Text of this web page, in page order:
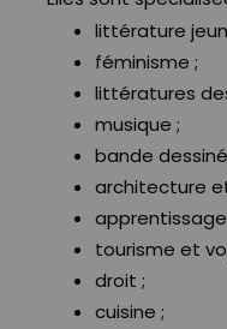
littérature
féminisme ;
littératures
musique ;
bande
architecture
tourisme et
droit ;
cuisine ;